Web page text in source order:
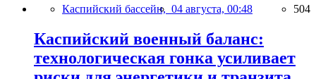
Каспийский бассейн, 04 августа, 00:48 504
Каспийский военный баланс:
технологическая гонка усиливает